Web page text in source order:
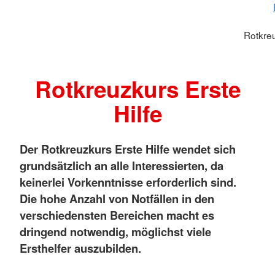
Rotkreuzkurs Erste
Hilfe
Der Rotkreuzkurs Erste Hilfe wendet sich
grundsätzlich an alle Interessierten, da
keinerlei Vorkenntnisse erforderlich sind.
Die hohe Anzahl von Notfällen in den
verschiedensten Bereichen macht es
dringend notwendig, möglichst viele
Ersthelfer auszubilden.